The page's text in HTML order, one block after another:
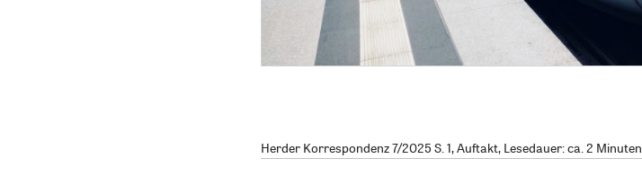
Herder Korrespondenz 7/2025 S. 1, Auftakt, Lesedauer: ca. 2 Minuten